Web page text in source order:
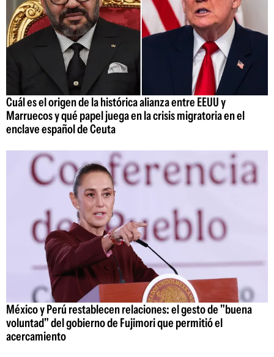
Cuál es el origen de la histórica alianza entre EEUU y
Marruecos y qué papel juega en la crisis migratoria en el
enclave español de Ceuta
México y Perú restablecen relaciones: el gesto de "buena
voluntad" del gobierno de Fujimori que permitió el
acercamiento